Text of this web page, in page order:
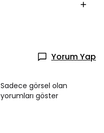
Yorum Yap
Sadece görsel olan
yorumları göster